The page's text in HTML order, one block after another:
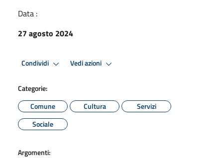
Data :
27 agosto 2024
Condividi Vedi azioni
Categorie:
Comune
Cultura
Servizi
Sociale
Argomenti: